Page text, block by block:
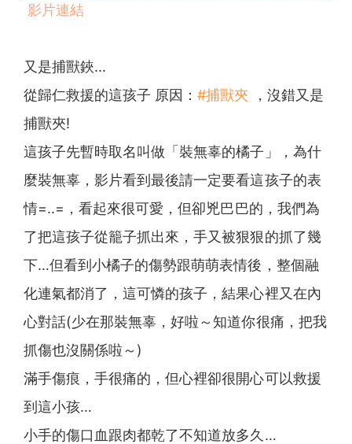
影片連結
又是捕獸鋏...
從歸仁救援的這孩子 原因：#捕獸夾 ，沒錯又是
捕獸夾!
這孩子先暫時取名叫做「裝無辜的橘子」，為什
麼裝無辜，影片看到最後請一定要看這孩子的表
情=..=，看起來很可愛，但卻兇巴巴的，我們為
了把這孩子從籠子抓出來，手又被狠狠的抓了幾
下…但看到小橘子的傷勢跟萌萌表情後，整個融
化連氣都消了，這可憐的孩子，結果心裡又在內
心對話(少在那裝無辜，好啦～知道你很痛，把我
抓傷也沒關係啦～)
滿手傷痕，手很痛的，但心裡卻很開心可以救援
到這小孩…
小手的傷口血跟肉都乾了不知道放多久…